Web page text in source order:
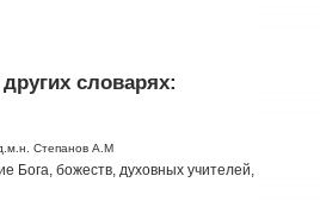
словарях:
Степанов А.М
Бога, божеств, духовных учителей,